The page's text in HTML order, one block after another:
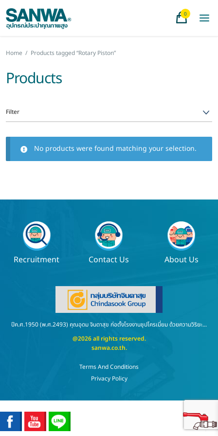
0
Home / Products tagged “Rotary Piston”
Products
Filter
No products were found matching your selection.
Recruitment Contact Us About Us
ปีค.ศ.1950 (พ.ศ.2493) คุณอุดม จินดาสุข ก่อตั้งโรงงานชุปโครเมี่ยม ด้วยความวิริยะ...
@2026 all rights reserved.
sanwa.co.th.
Terms And Conditions
Privacy Policy